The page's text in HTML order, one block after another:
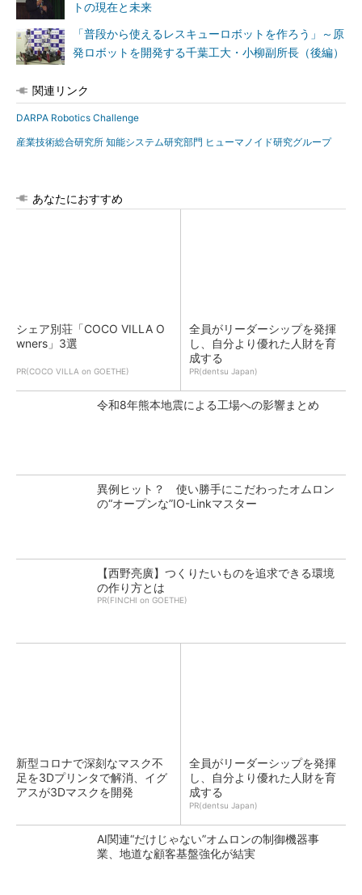
トの現在と未来
「普段から使えるレスキューロボットを作ろう」～原
発ロボットを開発する千葉工大・小柳副所長（後編）
関連リンク
DARPA Robotics Challenge
産業技術総合研究所 知能システム研究部門 ヒューマノイド研究グループ
あなたにおすすめ
シェア別荘「COCO VILLA O
wners」3選
PR(COCO VILLA on GOETHE)
全員がリーダーシップを発揮
し、自分より優れた人財を育
成する
PR(dentsu Japan)
令和8年熊本地震による工場への影響まとめ
異例ヒット？ 使い勝手にこだわったオムロン
の“オープンな”IO-Linkマスター
【西野亮廣】つくりたいものを追求できる環境
の作り方とは
PR(FINCHI on GOETHE)
新型コロナで深刻なマスク不
足を3Dプリンタで解消、イグ
アスが3Dマスクを開発
全員がリーダーシップを発揮
し、自分より優れた人財を育
成する
PR(dentsu Japan)
AI関連“だけじゃない”オムロンの制御機器事
業、地道な顧客基盤強化が結実